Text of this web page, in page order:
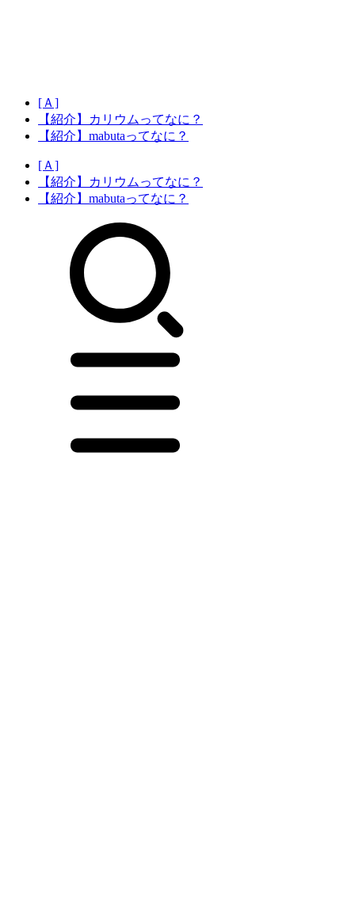
[Ａ]
【紹介】カリウムってなに？
【紹介】mabutaってなに？
[Ａ]
【紹介】カリウムってなに？
【紹介】mabutaってなに？